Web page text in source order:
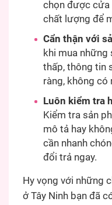
chọn được cửa
chất lượng để
Cẩn thận với
khi mua
thấp, thông tin
ràng, không có
Luôn kiểm tra
Kiểm tra sản
mô tả hay
cần nhanh
đổi trả ngay.
Hy vọng với những
ở Tây Ninh bạn đã